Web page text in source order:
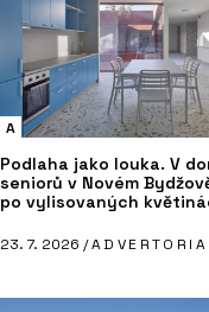
A
Podlaha jako louka. V
seniorů v Novém
po vylisovaných
23. 7. 2026 /